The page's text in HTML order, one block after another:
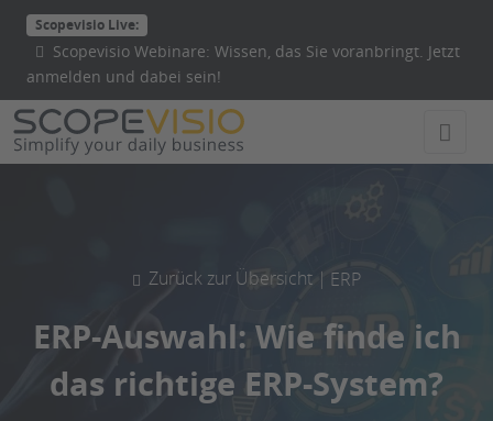
Direkt
zum
Inhalt
wechseln
Scopevisio Live:
Scopevisio Webinare: Wissen, das Sie voranbringt. Jetzt
anmelden und dabei sein!
Zurück zur Übersicht | ERP
ERP-Auswahl: Wie finde ich
das richtige ERP-System?